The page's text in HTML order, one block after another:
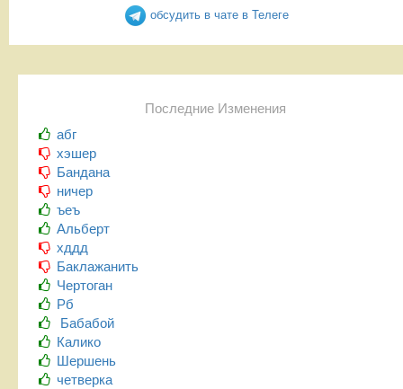
обсудить в чате в Телеге
Последние Изменения
абг
хэшер
Бандана
ничер
ъеъ
Альберт
хддд
Баклажанить
Чертоган
Рб
Бабабой
Калико
Шершень
четверка